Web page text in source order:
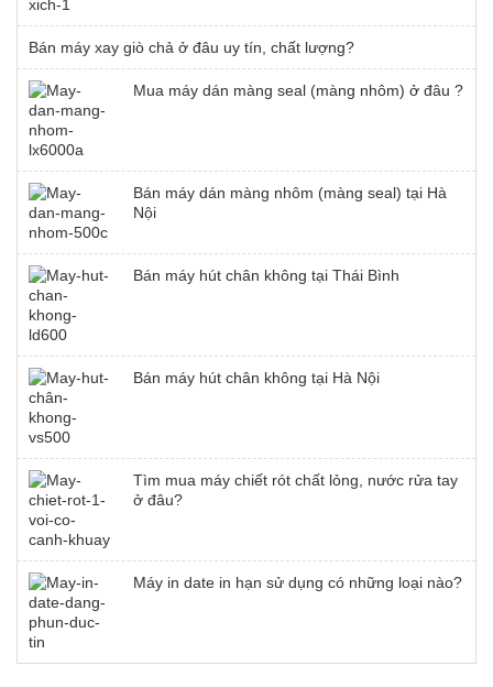
Bán máy xay giò chả ở đâu uy tín, chất lượng?
Mua máy dán màng seal (màng nhôm) ở đâu ?
Bán máy dán màng nhôm (màng seal) tại Hà
Nội
Bán máy hút chân không tại Thái Bình
Bán máy hút chân không tại Hà Nội
Tìm mua máy chiết rót chất lỏng, nước rửa tay
ở đâu?
Máy in date in hạn sử dụng có những loại nào?